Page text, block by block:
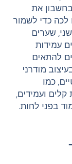
את
כדי לשמור
שערים
עמידות
להתאים
מודרני
כמו
ועמידים,
בפני לחות.